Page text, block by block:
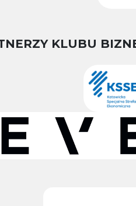
KLUBU